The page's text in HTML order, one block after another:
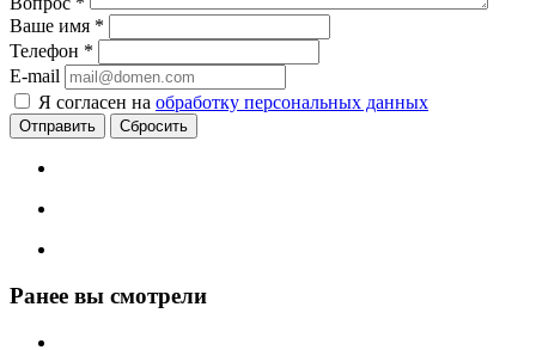
Ваше имя *
Телефон *
E-mail
Я согласен на обработку персональных данных
Сбросить
Ранее вы смотрели